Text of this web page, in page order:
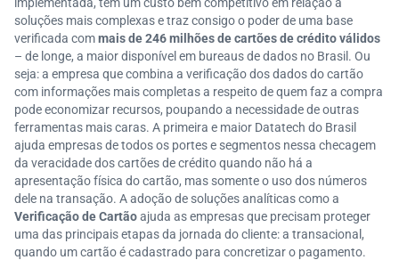
soluções mais complexas e traz consigo o poder de uma base
verificada commais de 246 milhões de cartões de crédito válidos
– de longe, a maior disponível em bureaus de dados no Brasil. Ou
seja: a empresa que combina a verificação dos dados do cartão
com informações mais completas a respeito de quem faz a compra
pode economizar recursos, poupando a necessidade de outras
ferramentas mais caras. A primeira e maior Datatech do Brasil
ajuda empresas de todos os portes e segmentos nessa checagem
da veracidade dos cartões de crédito quando não há a
apresentação física do cartão, mas somente o uso dos números
dele na transação. A adoção de soluções analíticas como a
Verificação de Cartãoajuda as empresas que precisam proteger
uma das principais etapas da jornada do cliente: a transacional,
quando um cartão é cadastrado para concretizar o pagamento.